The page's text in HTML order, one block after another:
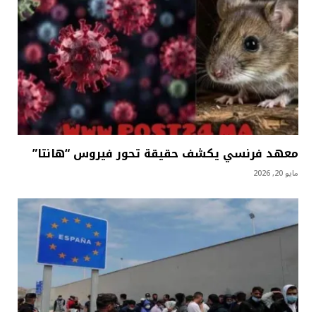
معهد فرنسي يكشف حقيقة تحور فيروس “هانتا”
مايو 20, 2026